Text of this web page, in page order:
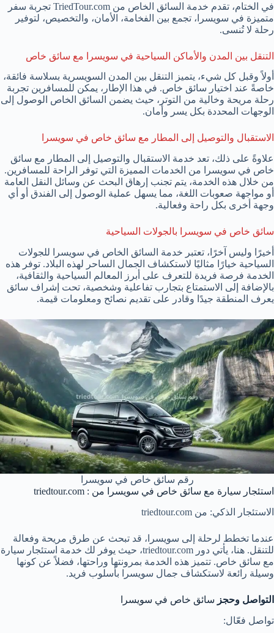
في الختام، تقدم خدمة السائق الخاص من TriedTour.com تجربة سفر
متميزة في سويسرا، تجمع بين الفخامة، الأمان، والتخصيص، لتوفير
رحلة لا تُنسى.
التنقل بين المدن والأماكن السياحية في سويسرا مع سائق خاص
أولاً وقبل كل شيء، يتميز التنقل بين المدن السويسرية بسلاسة فائقة،
خاصةً عند اختيار سائق خاص. في هذا الإطار، يمكن للمسافرين تجربة
رحلة مريحة وخالية من التوتر، حيث يضمن السائق الخاص الوصول إلى
الوجهات المحددة بكل يسر وأمان.
الاستقبال والتوصيل إلى المطار مع سائق خاص في سويسرا
علاوةً على ذلك، تعد خدمة الاستقبال والتوصيل إلى المطار مع سائق
خاص في سويسرا من الخدمات المميزة التي توفر الراحة للمسافرين.
من خلال هذه الخدمة، يتم تجنب إرهاق البحث عن وسائل النقل العامة
أو مواجهة صعوبات اللغة، مما يسهل عملية الوصول إلى الفندق أو أي
وجهة أخرى بكل راحة وفعالية.
سائق خاص في سويسرا بالجولات السياحية
أخيرًا وليس آخرًا، تعتبر خدمة السائق الخاص في سويسرا للجولات
السياحية خيارًا مثاليًا لاستكشاف الجمال الساحر لهذه البلاد. توفر هذه
الخدمة فرصة فريدة للتعرف على أبرز المعالم السياحية والثقافية،
بالإضافة إلى الاستمتاع بتجارب تفاعلية وشخصية، تحت إشراف سائق
يعرف المنطقة جيدًا وقادر على تقديم نصائح ومعلومات قيمة.
رقم سائق خاص في سويسرا
استئجار سيارة مع سائق خاص في سويسرا من : triedtour.com
الاستئجار الذكي: من triedtour.com
عندما تخطط لرحلة إلى سويسرا، قد تبحث عن طرق مريحة وفعالة
للتنقل. هنا، يأتي دور triedtour.com، حيث يوفر لك خدمة استئجار سيارة
مع سائق خاص. تتميز هذه الخدمة بمرونتها وراحتها، فضلاً عن كونها
وسيلة رائعة لاستكشاف جمال سويسرا بأسلوب فريد.
التواصل وحجز سائق خاص في سويسرا
تواصل فعّال: